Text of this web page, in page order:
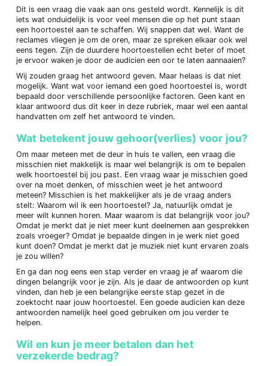
Dit is een vraag die vaak aan ons gesteld wordt. Kennelijk is dit
iets wat onduidelijk is voor veel mensen die op het punt staan
een hoortoestel aan te schaffen. Wij snappen dat wel. Want de
reclames vliegen je om de oren, maar ze spreken elkaar ook wel
eens tegen. Zijn de duurdere hoortoestellen echt beter of moet
je ervoor waken je door de audicien een oor te laten aannaaien?
Wij zouden graag het antwoord geven. Maar helaas is dat niet
mogelijk. Want wat voor iemand een goed hoortoestel is, wordt
bepaald door verschillende persoonlijke factoren. Geen kant en
klaar antwoord dus dit keer in deze rubriek, maar wel een aantal
handvatten om zelf het antwoord te vinden.
Wat betekent jouw gehoor(verlies) voor jou?
Om maar meteen met de deur in huis te vallen, een vraag die
misschien niet makkelijk is maar wel belangrijk is om te bepalen
welk hoortoestel bij jou past. Een vraag waar je misschien goed
over na moet denken, of misschien weet je het antwoord
meteen? Misschien is het makkelijker als je de vraag anders
stelt: Waarom wil ik een hoortoestel? Ja, natuurlijk omdat je
meer wilt kunnen horen. Maar waarom is dat belangrijk voor jou?
Omdat je merkt dat je niet meer kunt deelnemen aan gesprekken
zoals vroeger? Omdat je bepaalde dingen in je werk niet goed
kunt doen? Omdat je merkt dat je muziek niet kunt ervaren zoals
je zou willen?
En ga dan nog eens een stap verder en vraag je af waarom die
dingen belangrijk voor je zijn. Als je daar de antwoorden op kunt
vinden, dan heb je een belangrijke eerste stap gezet in de
zoektocht naar jouw hoortoestel. Een goede audicien kan deze
antwoorden namelijk heel goed gebruiken om jou verder te
helpen.
Wil en kun je meer betalen dan het
verzekerde bedrag?